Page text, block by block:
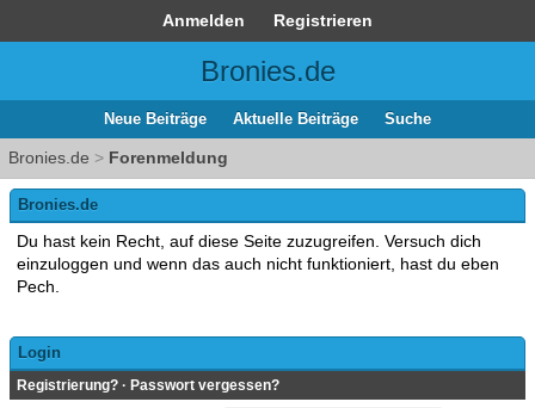
Anmelden Registrieren
Bronies.de
Neue Beiträge Aktuelle Beiträge Suche
Bronies.de > Forenmeldung
Bronies.de
Du hast kein Recht, auf diese Seite zuzugreifen. Versuch dich
einzuloggen und wenn das auch nicht funktioniert, hast du eben
Pech.
Login
Registrierung? · Passwort vergessen?